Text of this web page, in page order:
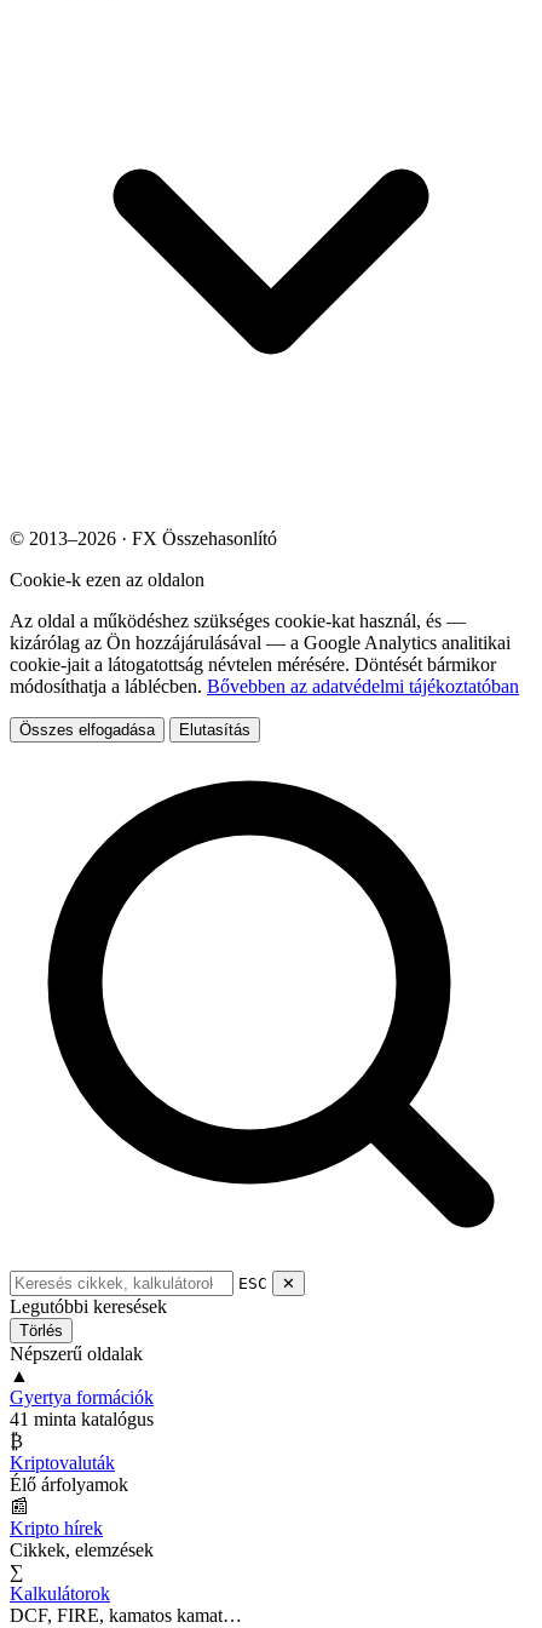
© 2013–2026 · FX Összehasonlító
Cookie-k ezen az oldalon
Az oldal a működéshez szükséges cookie-kat használ, és —
kizárólag az Ön hozzájárulásával — a Google Analytics analitikai
cookie-jait a látogatottság névtelen mérésére. Döntését bármikor
módosíthatja a láblécben. Bővebben az adatvédelmi tájékoztatóban
Összes elfogadása Elutasítás
ESC ✕
Legutóbbi keresések
Törlés
Népszerű oldalak
▲
Gyertya formációk
41 minta katalógus
₿
Kriptovaluták
Élő árfolyamok
📰
Kripto hírek
Cikkek, elemzések
∑
Kalkulátorok
DCF, FIRE, kamatos kamat…